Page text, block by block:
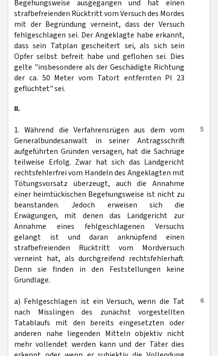
Begehungsweise ausgegangen und hat einen
strafbefreienden Rücktritt vom Versuch des Mordes
mit der Begründung verneint, dass der Versuch
fehlgeschlagen sei. Der Angeklagte habe erkannt,
dass sein Tatplan gescheitert sei, als sich sein
Opfer selbst befreit habe und geflohen sei. Dies
gelte "insbesondere als der Geschädigte Richtung
der ca. 50 Meter vom Tatort entfernten PI 23
geflüchtet" sei.
II.
5
1. Während die Verfahrensrügen aus dem vom
Generalbundesanwalt in seiner Antragsschrift
aufgeführten Gründen versagen, hat die Sachrüge
teilweise Erfolg. Zwar hat sich das Landgericht
rechtsfehlerfrei vom Handeln des Angeklagten mit
Tötungsvorsatz überzeugt, auch die Annahme
einer heimtückischen Begehungsweise ist nicht zu
beanstanden. Jedoch erweisen sich die
Erwägungen, mit denen das Landgericht zur
Annahme eines fehlgeschlagenen Versuchs
gelangt ist und daran anknüpfend einen
strafbefreienden Rücktritt vom Mordversuch
verneint hat, als durchgreifend rechtsfehlerhaft.
Denn sie finden in den Feststellungen keine
Grundlage.
6
a) Fehlgeschlagen ist ein Versuch, wenn die Tat
nach Misslingen des zunächst vorgestellten
Tatablaufs mit den bereits eingesetzten oder
anderen nahe liegenden Mitteln objektiv nicht
mehr vollendet werden kann und der Täter dies